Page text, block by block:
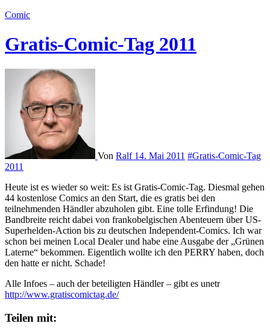
Comic
Gratis-Comic-Tag 2011
Von Ralf 14. Mai 2011 #Gratis-Comic-Tag
2011
Heute ist es wieder so weit: Es ist Gratis-Comic-Tag. Diesmal gehen
44 kostenlose Comics an den Start, die es gratis bei den
teilnehmenden Händler abzuholen gibt. Eine tolle Erfindung! Die
Bandbreite reicht dabei von frankobelgischen Abenteuern über US-
Superhelden-Action bis zu deutschen Independent-Comics. Ich war
schon bei meinen Local Dealer und habe eine Ausgabe der „Grünen
Laterne“ bekommen. Eigentlich wollte ich den PERRY haben, doch
den hatte er nicht. Schade!
Alle Infoes – auch der beteiligten Händler – gibt es unetr
http://www.gratiscomictag.de/
Teilen mit: